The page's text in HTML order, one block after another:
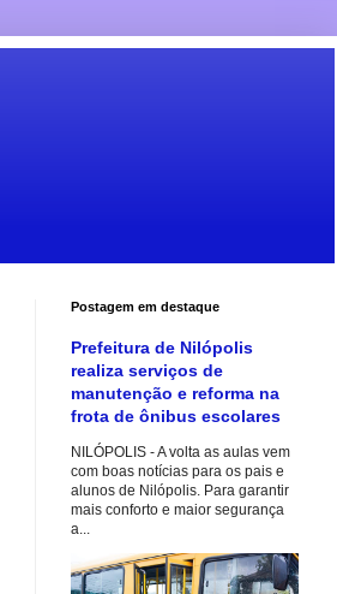
Postagem em destaque
Prefeitura de Nilópolis
realiza serviços de
manutenção e reforma na
frota de ônibus escolares
NILÓPOLIS - A volta as aulas vem
com boas notícias para os pais e
alunos de Nilópolis. Para garantir
mais conforto e maior segurança
a...